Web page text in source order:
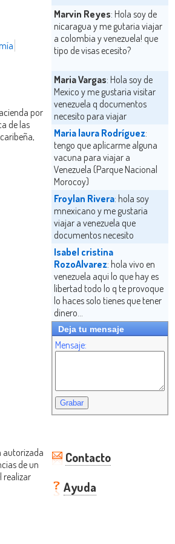
por
de las
autorizada
de un
realizar
Marvin Reyes: Hola soy de
nicaragua y me gutaria viajar
a colombia y venezuela! que
tipo de visas ecesito?
Maria Vargas: Hola soy de
Mexico y me gustaria visitar
venezuela q documentos
necesito para viajar
Maria laura Rodríguez:
tengo que aplicarme alguna
vacuna para viajar a
Venezuela (Parque Nacional
Morocoy)
Froylan Rivera: hola soy
mnexicano y me gustaria
viajar a venezuela que
documentos necesito
Isabel cristina
RozoAlvarez: hola vivo en
venezuela aqui lo que hay es
libertad todo lo q te provoque
lo haces solo tienes que tener
dinero...
Deja tu mensaje
Mensaje:
Contacto
Ayuda